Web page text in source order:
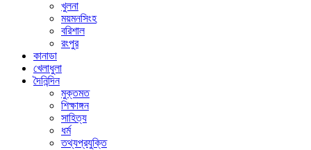
খুলনা
ময়মনসিংহ
বরিশাল
রংপুর
কানাডা
খেলাধুলা
দৈনিন্দিন
মুক্তমত
শিক্ষাঙ্গন
সাহিত্য
ধর্ম
তথ্যপ্রযুক্তি